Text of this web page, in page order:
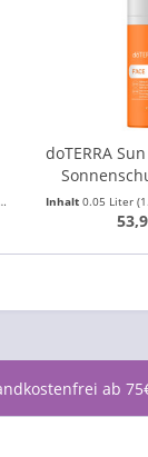
doTERRA
Inhalt 0.05 Liter
ab